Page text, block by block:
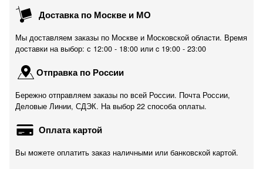
Доставка по Москве и МО
Мы доставляем заказы по Москве и Московской области. Время
доставки на выбор: с 12:00 - 18:00 или c 19:00 - 23:00
Отправка по России
Бережно отправляем заказы по всей России. Почта России,
Деловые Линии, СДЭК. На выбор 22 способа оплаты.
Оплата картой
Вы можете оплатить заказ наличными или банковской картой.